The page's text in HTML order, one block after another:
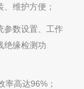
维护方便；
参数设置、工作
绝缘检测功
率高达96% ；